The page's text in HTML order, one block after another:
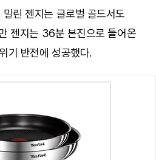
린 젠지는 글로벌 골드서도
젠지는 36분 본진으로 들어온
기 반전에 성공했다.